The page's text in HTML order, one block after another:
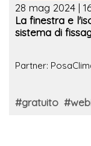
28 mag 2024 |
La finestra e
sistema di
Partner:
#gratuito